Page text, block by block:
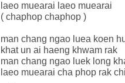
laeo muearai laeo muearai
( chaphop chaphop )
man chang ngao luea koen
khat un ai haeng khwam rak
man chang ngao luek long
laeo muearai cha phop rak